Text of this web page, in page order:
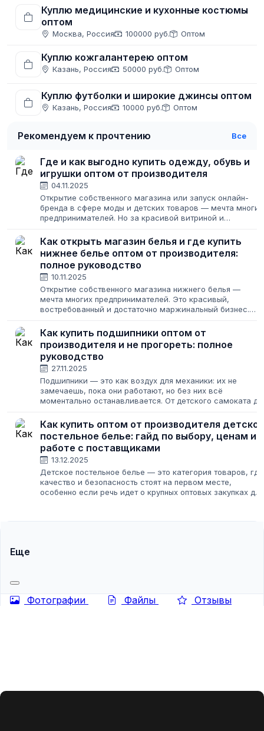
Куплю медицинские и кухонные костюмы
оптом
Москва, Россия 100000 руб. Оптом
Куплю кожгалантерею оптом
Казань, Россия 50000 руб. Оптом
Куплю футболки и широкие джинсы оптом
Казань, Россия 10000 руб. Оптом
Рекомендуем к прочтению Все
Где и как выгодно купить одежду, обувь и
игрушки оптом от производителя
04.11.2025
Открытие собственного магазина или запуск онлайн-
бренда в сфере моды и детских товаров — мечта многих
предпринимателей. Но за красивой витриной и
работа по поиску надежных поставщиков....
Как открыть магазин белья и где купить
нижнее белье оптом от производителя:
полное руководство
10.11.2025
Открытие собственного магазина нижнего белья —
мечта многих предпринимателей. Это красивый,
востребованный и достаточно маржинальный бизнес.
серьезная работа: поиск надежных поставщиков,...
Как купить подшипники оптом от
производителя и не прогореть: полное
руководство
27.11.2025
Подшипники — это как воздух для механики: их не
замечаешь, пока они работают, но без них всё
моментально останавливается. От детского самоката до
турбины электростанции — эти маленькие...
Как купить оптом от производителя детское
постельное белье: гайд по выбору, ценам и
работе с поставщиками
13.12.2025
Детское постельное белье — это категория товаров, где
качество и безопасность стоят на первом месте,
особенно если речь идет о крупных оптовых закупках для
Еще
Фотографии Файлы Отзывы